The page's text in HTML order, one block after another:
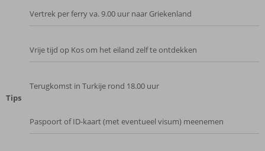
Vertrek per ferry va. 9.00 uur naar Griekenland
Vrije tijd op Kos om het eiland zelf te ontdekken
Terugkomst in Turkije rond 18.00 uur
Tips
Paspoort of ID-kaart (met eventueel visum) meenemen